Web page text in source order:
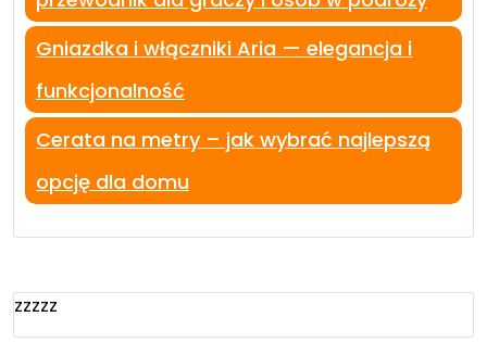
Gniazdka i włączniki Aria — elegancja i
funkcjonalność
Cerata na metry – jak wybrać najlepszą
opcję dla domu
zzzzz